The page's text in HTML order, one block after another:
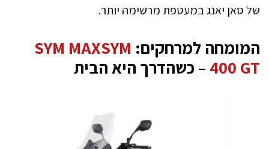
של סאן יאנג במעטפת מרשימה יותר.
המומחה למרחקים: SYM MAXSYM
400 GT – כשהדרך היא הבית